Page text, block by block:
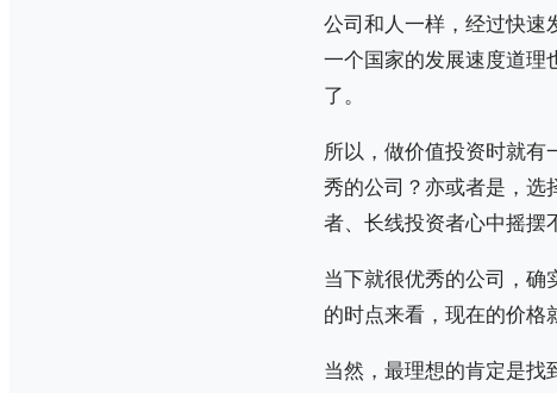
公司和人一样，经过快速
一个国家的发展速度道理
了。
所以，做价值投资时就有
秀的公司？亦或者是，选
者、长线投资者心中摇摆
当下就很优秀的公司，确
的时点来看，现在的价格
当然，最理想的肯定是找